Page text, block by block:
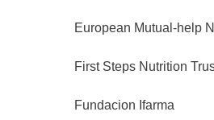
European Mutual-help
First Steps Nutrition
Fundacion Ifarma